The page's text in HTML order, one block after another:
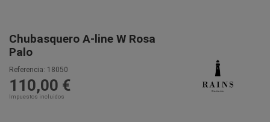
Chubasquero A-line W Rosa
Palo
Referencia: 18050
110,00 €
Impuestos incluidos